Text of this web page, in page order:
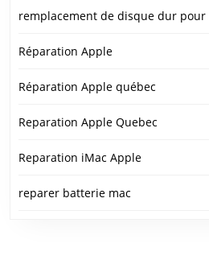
remplacement de disque dur pour
Réparation Apple
Réparation Apple québec
Reparation Apple Quebec
Reparation iMac Apple
reparer batterie mac